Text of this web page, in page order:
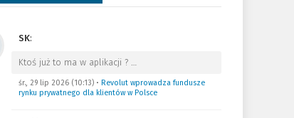
SK:
Ktoś już to ma w aplikacji ? …
śr., 29 lip 2026 (10:13)• Revolut wprowadza fundusze
rynku prywatnego dla klientów w Polsce